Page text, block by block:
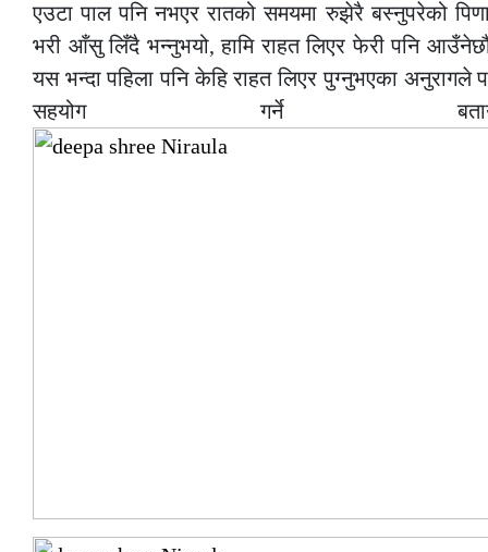
एउटा पाल पनि नभएर रातको समयमा रुझेरै बस्नुपरेको
भरी आँसु लिँदै भन्नुभयो, हामि राहत लिएर फेरी पनि
यस भन्दा पहिला पनि केहि राहत लिएर पुग्नुभएका
सहयोग गर्ने